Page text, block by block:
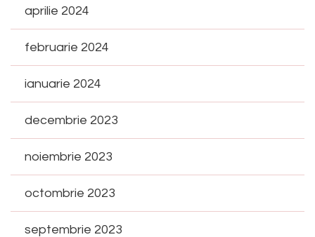
aprilie 2024
februarie 2024
ianuarie 2024
decembrie 2023
noiembrie 2023
octombrie 2023
septembrie 2023